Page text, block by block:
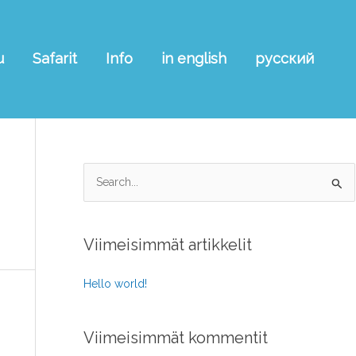
Safarit Info in english русский
o
Viimeisimmät artikkelit
Hello world!
Viimeisimmät kommentit